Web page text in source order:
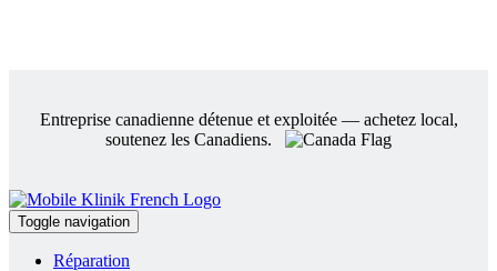
Entreprise canadienne détenue et exploitée — achetez local,
soutenez les Canadiens.
Toggle navigation
Réparation